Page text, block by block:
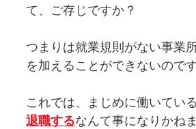
て、ご存じですか？
つまりは就業規則がない事業
を加えることができないのです
これでは、まじめに働いてい
退職するなんて事になりかね